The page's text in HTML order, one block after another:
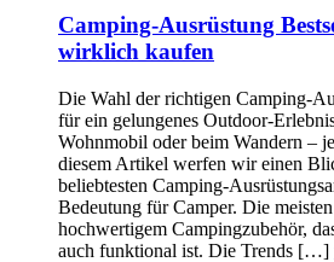
Camping-Ausrüstung
wirklich kaufen
Die Wahl der richtigen Camping-
für ein gelungenes Outdoor-
Wohnmobil oder beim Wandern –
diesem Artikel werfen wir einen
beliebtesten Camping-
Bedeutung für Camper. Die
hochwertigem Campingzubehör,
auch funktional ist. Die Trends […]